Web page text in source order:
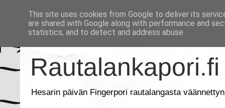
Rautalankapori.fi
Hesarin päivän Fingerpori rautalangasta
This site uses cookies from Google to deliver its
are shared with Google along with performance and
statistics, and to detect and address abuse.